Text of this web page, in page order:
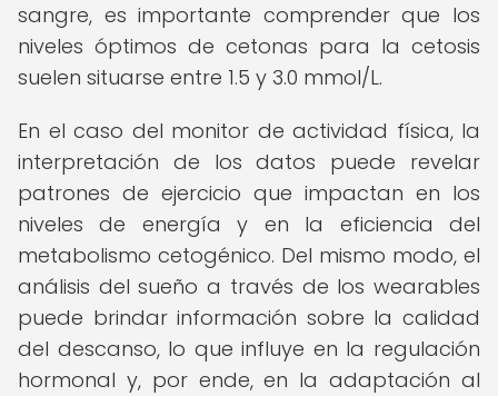
sangre, es importante comprender que los
niveles óptimos de cetonas para la cetosis
suelen situarse entre 1.5 y 3.0 mmol/L.
En el caso del monitor de actividad física, la
interpretación de los datos puede revelar
patrones de ejercicio que impactan en los
niveles de energía y en la eficiencia del
metabolismo cetogénico. Del mismo modo, el
análisis del sueño a través de los wearables
puede brindar información sobre la calidad
del descanso, lo que influye en la regulación
hormonal y, por ende, en la adaptación al